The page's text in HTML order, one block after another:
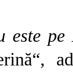
este pe